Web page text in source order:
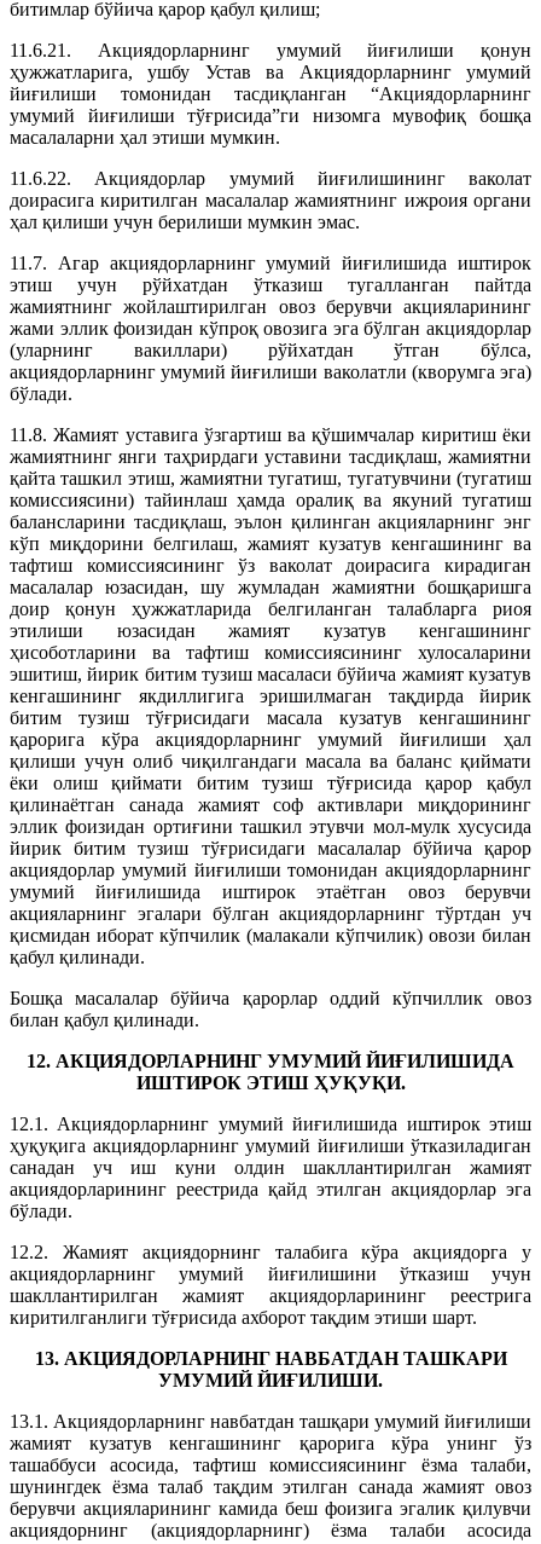
битимлар бўйича қарор қабул қилиш;
11.6.21. Акциядорларнинг умумий йиғилиши қонун
ҳужжатларига, ушбу Устав ва Акциядорларнинг умумий
йиғилиши томонидан тасдиқланган “Акциядорларнинг
умумий йиғилиши тўғрисида”ги низомга мувофиқ бошқа
масалаларни ҳал этиши мумкин.
11.6.22. Акциядорлар умумий йиғилишининг ваколат
доирасига киритилган масалалар жамиятнинг ижроия органи
ҳал қилиши учун берилиши мумкин эмас.
11.7. Агар акциядорларнинг умумий йиғилишида иштирок
этиш учун рўйхатдан ўтказиш тугалланган пайтда
жамиятнинг жойлаштирилган овоз берувчи акцияларининг
жами эллик фоизидан кўпроқ овозига эга бўлган акциядорлар
(уларнинг вакиллари) рўйхатдан ўтган бўлса,
акциядорларнинг умумий йиғилиши ваколатли (кворумга эга)
бўлади.
11.8. Жамият уставига ўзгартиш ва қўшимчалар киритиш ёки
жамиятнинг янги таҳрирдаги уставини тасдиқлаш, жамиятни
қайта ташкил этиш, жамиятни тугатиш, тугатувчини (тугатиш
комиссиясини) тайинлаш ҳамда оралиқ ва якуний тугатиш
балансларини тасдиқлаш, эълон қилинган акцияларнинг энг
кўп миқдорини белгилаш, жамият кузатув кенгашининг ва
тафтиш комиссиясининг ўз ваколат доирасига кирадиган
масалалар юзасидан, шу жумладан жамиятни бошқаришга
доир қонун ҳужжатларида белгиланган талабларга риоя
этилиши юзасидан жамият кузатув кенгашининг
ҳисоботларини ва тафтиш комиссиясининг хулосаларини
эшитиш, йирик битим тузиш масаласи бўйича жамият кузатув
кенгашининг якдиллигига эришилмаган тақдирда йирик
битим тузиш тўғрисидаги масала кузатув кенгашининг
қарорига кўра акциядорларнинг умумий йиғилиши ҳал
қилиши учун олиб чиқилгандаги масала ва баланс қиймати
ёки олиш қиймати битим тузиш тўғрисида қарор қабул
қилинаётган санада жамият соф активлари миқдорининг
эллик фоизидан ортиғини ташкил этувчи мол-мулк хусусида
йирик битим тузиш тўғрисидаги масалалар бўйича қарор
акциядорлар умумий йиғилиши томонидан акциядорларнинг
умумий йиғилишида иштирок этаётган овоз берувчи
акцияларнинг эгалари бўлган акциядорларнинг тўртдан уч
қисмидан иборат кўпчилик (малакали кўпчилик) овози билан
қабул қилинади.
Бошқа масалалар бўйича қарорлар оддий кўпчиллик овоз
билан қабул қилинади.
12. АКЦИЯДОРЛАРНИНГ УМУМИЙ ЙИҒИЛИШИДА
ИШТИРОК ЭТИШ ҲУҚУҚИ.
12.1. Акциядорларнинг умумий йиғилишида иштирок этиш
ҳуқуқига акциядорларнинг умумий йиғилиши ўтказиладиган
санадан уч иш куни олдин шакллантирилган жамият
акциядорларининг реестрида қайд этилган акциядорлар эга
бўлади.
12.2. Жамият акциядорнинг талабига кўра акциядорга у
акциядорларнинг умумий йиғилишини ўтказиш учун
шакллантирилган жамият акциядорларининг реестрига
киритилганлиги тўғрисида ахборот тақдим этиши шарт.
13. АКЦИЯДОРЛАРНИНГ НАВБАТДАН ТАШКАРИ
УМУМИЙ ЙИҒИЛИШИ.
13.1. Акциядорларнинг навбатдан ташқари умумий йиғилиши
жамият кузатув кенгашининг қарорига кўра унинг ўз
ташаббуси асосида, тафтиш комиссиясининг ёзма талаби,
шунингдек ёзма талаб тақдим этилган санада жамият овоз
берувчи акцияларининг камида беш фоизига эгалик қилувчи
акциядорнинг (акциядорларнинг) ёзма талаби асосида